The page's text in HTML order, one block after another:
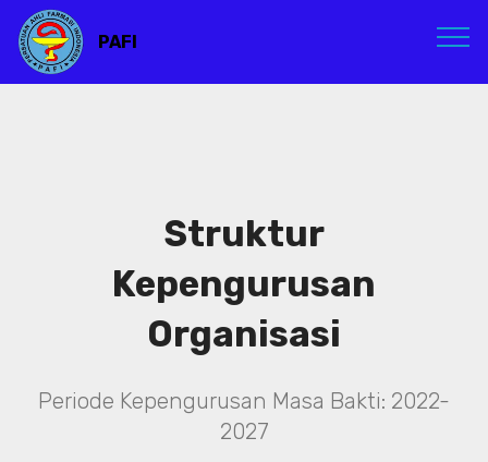
PAFI
Struktur
Kepengurusan
Organisasi
Periode Kepengurusan Masa Bakti: 2022-
2027